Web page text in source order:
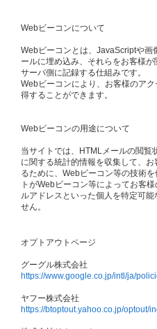
Webビーコンについて
Webビーコンとは、JavaScriptや画
ールに埋め込み、それらをお客様
サーバ側に記録する仕組みです。
Webビーコンにより、お客様のア
得することができます。
Webビーコンの用途について
当サイトでは、HTMLメールの閲覧
に関する統計的情報を収集して、
るために、Webビーコン等の技術
トがWebビーコン等によってお客
ルアドレスといった個人を特定可
せん。
オプトアウトページ
グーグル株式会社
https://www.google.co.jp/intl/ja/
ヤフー株式会社
https://btoptout.yahoo.co.jp/optout/